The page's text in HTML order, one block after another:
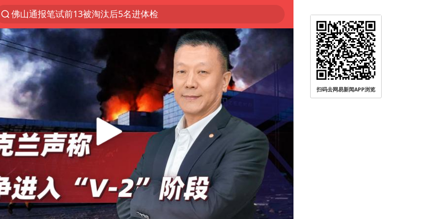
佛山通报笔试前13被淘汰后5名进体检
“秋天的第一杯奶茶”又刷屏
台风“白海豚”体型变大！环流面积接近13个浙江那么大
泰国枪击案凶手先杀祖父母后行凶
泰国校园枪击案死亡人数升至7人
汪峰阻止14岁女儿买大牌
东航新规：提前14天可免费退改签
王力宏演唱会黄牛带观众藏匿被查获
台湾海峡南口北上船舶实施交通管制
国防部：坚决反制任何闹海挑衅图谋
陕西省委书记赶赴柞水县杏坪镇
扫码去网易新闻APP浏览